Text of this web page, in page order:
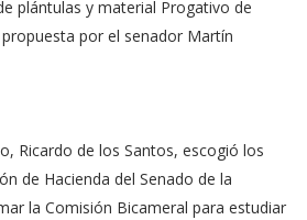
plántulas y material Progativo de
por el senador Martín
Ricardo de los Santos, escogió los
de Hacienda del Senado de la
la Comisión Bicameral para estudiar